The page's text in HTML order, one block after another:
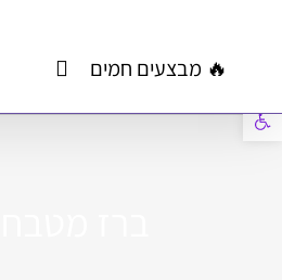
פתח סרגל נגישות
🔥 מבצעים חמים